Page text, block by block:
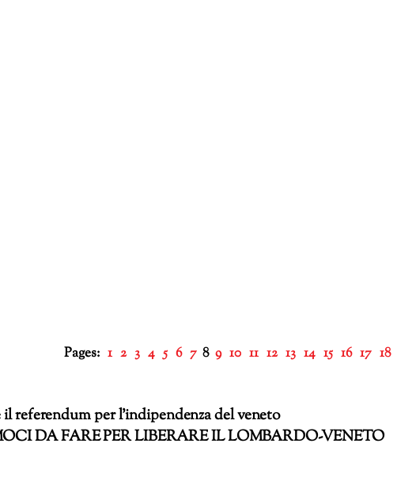
Pages: 1 2 3 4 5 6 7 8 9 10 11 12 13 14 15 16 17 18
referendum per l’indipendenza del veneto
DA FARE PER LIBERARE IL LOMBARDO-VENETO